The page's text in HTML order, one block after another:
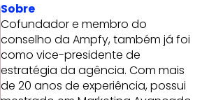
Sobre
Cofundador e membro do
conselho da Ampfy, também já foi
como vice-presidente de
estratégia da agência. Com mais
de 20 anos de experiência, possui